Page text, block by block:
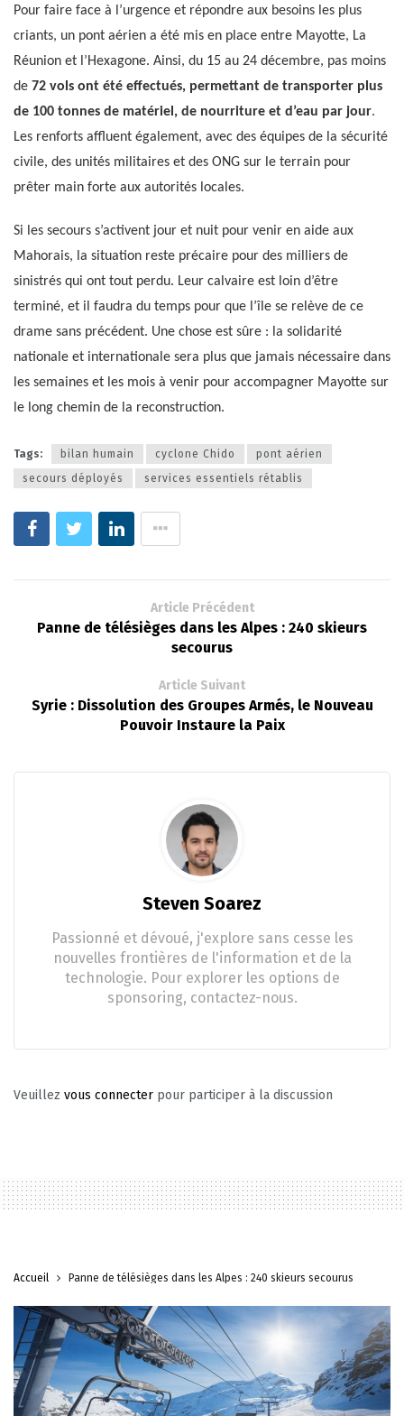
Pour faire face à l’urgence et répondre aux besoins les plus
criants, un pont aérien a été mis en place entre Mayotte, La
Réunion et l’Hexagone. Ainsi, du 15 au 24 décembre, pas moins
de 72 vols ont été effectués, permettant de transporter plus
de 100 tonnes de matériel, de nourriture et d’eau par jour.
Les renforts affluent également, avec des équipes de la sécurité
civile, des unités militaires et des ONG sur le terrain pour
prêter main forte aux autorités locales.
Si les secours s’activent jour et nuit pour venir en aide aux
Mahorais, la situation reste précaire pour des milliers de
sinistrés qui ont tout perdu. Leur calvaire est loin d’être
terminé, et il faudra du temps pour que l’île se relève de ce
drame sans précédent. Une chose est sûre : la solidarité
nationale et internationale sera plus que jamais nécessaire dans
les semaines et les mois à venir pour accompagner Mayotte sur
le long chemin de la reconstruction.
Tags: bilan humain cyclone Chido
pont aérien
secours déployés
services essentiels rétablis
Article Précédent
Panne de télésièges dans les Alpes : 240 skieurs
secourus
Article Suivant
Syrie : Dissolution des Groupes Armés, le Nouveau
Pouvoir Instaure la Paix
Steven Soarez
Passionné et dévoué, j'explore sans cesse les
nouvelles frontières de l'information et de la
technologie. Pour explorer les options de
sponsoring, contactez-nous.
Veuillez vous connecter pour participer à la discussion
Accueil Panne de télésièges dans les Alpes : 240 skieurs secourus